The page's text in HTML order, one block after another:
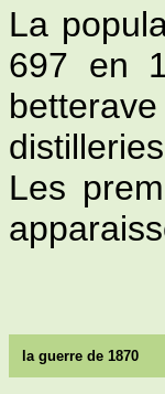
La
697 en
Les
la guerre de 1870